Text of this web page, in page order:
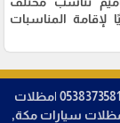
لإقامة المناسبات
مظلات وسواتر تظليل المدينة المنورة © تواصل - 0538373581 |مظلات
مظلات سيارات مكة,